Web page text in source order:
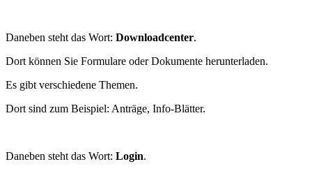
Daneben steht das Wort: Downloadcenter.
Dort können Sie Formulare oder Dokumente herunterladen.
Es gibt verschiedene Themen.
Dort sind zum Beispiel: Anträge, Info-Blätter.
Daneben steht das Wort: Login.